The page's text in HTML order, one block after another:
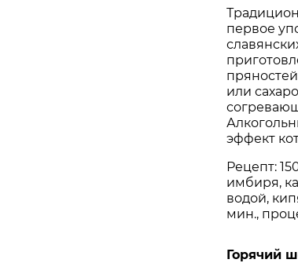
первое
или
эффект
Рецепт:
имбиря,
водой,
мин.,
Горячий